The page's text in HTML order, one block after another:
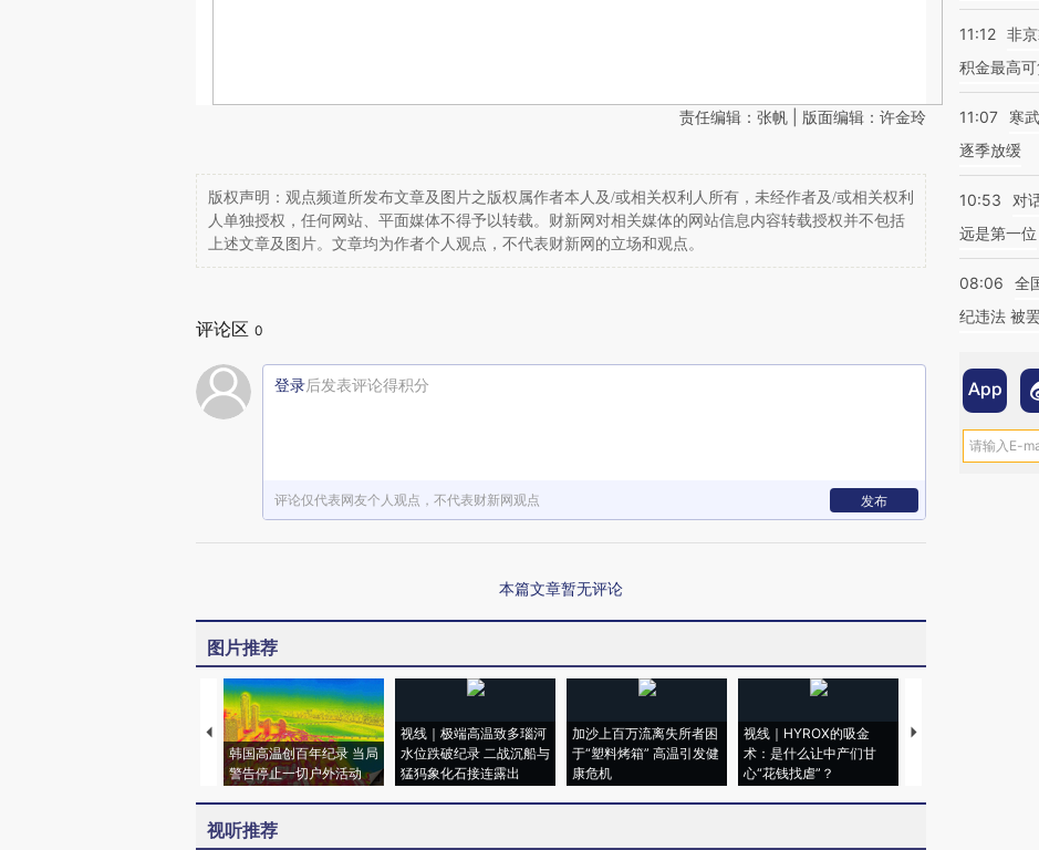
责任编辑：张帆 | 版面编辑：许金玲
版权声明：观点频道所发布文章及图片之版权属作者本人及/或相关权利人所有，未经作者及/或相关权利
人单独授权，任何网站、平面媒体不得予以转载。财新网对相关媒体的网站信息内容转载授权并不包括
上述文章及图片。文章均为作者个人观点，不代表财新网的立场和观点。
评论区 0
登录后发表评论得积分
评论仅代表网友个人观点，不代表财新网观点 发布
本篇文章暂无评论
图片推荐
韩国高温创百年纪录 当局
警告停止一切户外活动
视线｜极端高温致多瑙河
水位跌破纪录 二战沉船与
猛犸象化石接连露出
加沙上百万流离失所者困
于“塑料烤箱” 高温引发健
康危机
视线｜HYROX的吸金
术：是什么让中产们甘
心“花钱找虐”？
马航飞行员跨国走私7
视听推荐
11:12 非
积金最高
11:07
寒
逐季放缓
10:53
对
远是第一位
08:06
全
纪违法 被